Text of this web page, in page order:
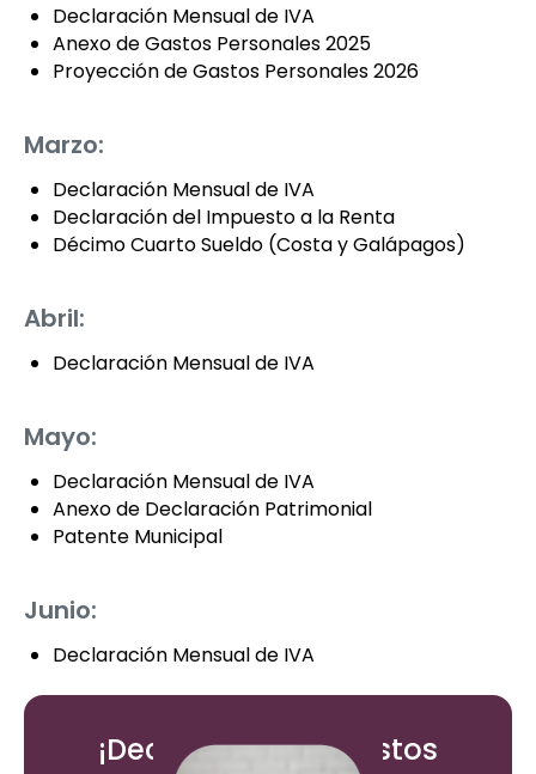
Declaración Mensual de IVA
Anexo de Gastos Personales 2025
Proyección de Gastos Personales 2026
Marzo:
Declaración Mensual de IVA
Declaración del Impuesto a la Renta
Décimo Cuarto Sueldo (Costa y Galápagos)
Abril:
Declaración Mensual de IVA
Mayo:
Declaración Mensual de IVA
Anexo de Declaración Patrimonial
Patente Municipal
Junio:
Declaración Mensual de IVA
¡Declara tus impuestos